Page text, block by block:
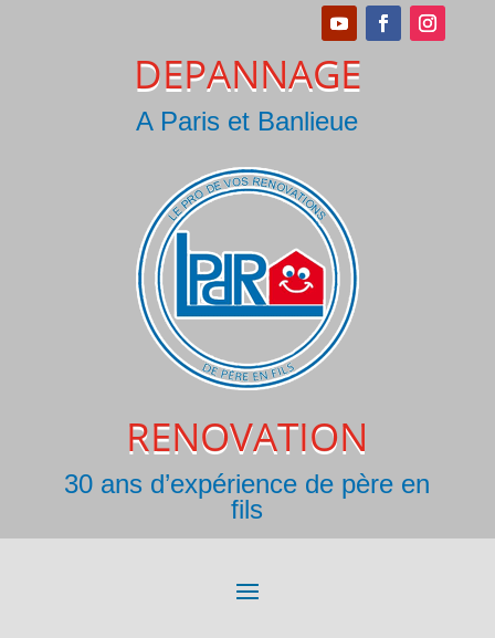
DEPANNAGE
A Paris et Banlieue
RENOVATION
30 ans d’expérience de père en
fils